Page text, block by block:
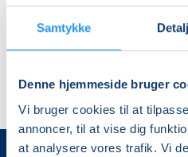
Samtykke
Denne hjemmeside bruger
Vi bruger cookies til at
annoncer, til at vise dig
at analysere vores trafik. Vi